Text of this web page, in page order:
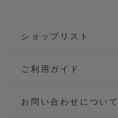
ショップリスト
ご利用ガイド
お問い合わせについて